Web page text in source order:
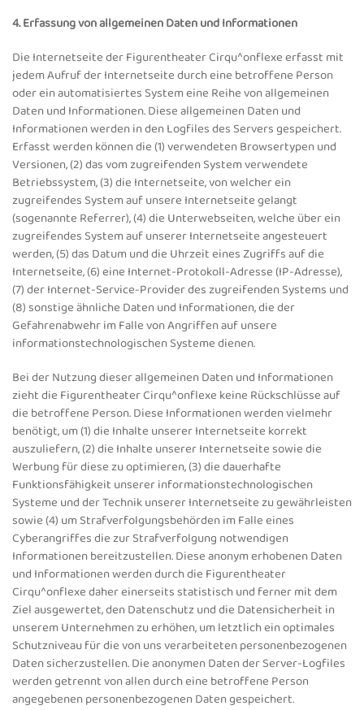
4. Erfassung von allgemeinen Daten und Informationen
Die Internetseite der Figurentheater Cirqu^onflexe erfasst mit
jedem Aufruf der Internetseite durch eine betroffene Person
oder ein automatisiertes System eine Reihe von allgemeinen
Daten und Informationen. Diese allgemeinen Daten und
Informationen werden in den Logfiles des Servers gespeichert.
Erfasst werden können die (1) verwendeten Browsertypen und
Versionen, (2) das vom zugreifenden System verwendete
Betriebssystem, (3) die Internetseite, von welcher ein
zugreifendes System auf unsere Internetseite gelangt
(sogenannte Referrer), (4) die Unterwebseiten, welche über ein
zugreifendes System auf unserer Internetseite angesteuert
werden, (5) das Datum und die Uhrzeit eines Zugriffs auf die
Internetseite, (6) eine Internet-Protokoll-Adresse (IP-Adresse),
(7) der Internet-Service-Provider des zugreifenden Systems und
(8) sonstige ähnliche Daten und Informationen, die der
Gefahrenabwehr im Falle von Angriffen auf unsere
informationstechnologischen Systeme dienen.
Bei der Nutzung dieser allgemeinen Daten und Informationen
zieht die Figurentheater Cirqu^onflexe keine Rückschlüsse auf
die betroffene Person. Diese Informationen werden vielmehr
benötigt, um (1) die Inhalte unserer Internetseite korrekt
auszuliefern, (2) die Inhalte unserer Internetseite sowie die
Werbung für diese zu optimieren, (3) die dauerhafte
Funktionsfähigkeit unserer informationstechnologischen
Systeme und der Technik unserer Internetseite zu gewährleisten
sowie (4) um Strafverfolgungsbehörden im Falle eines
Cyberangriffes die zur Strafverfolgung notwendigen
Informationen bereitzustellen. Diese anonym erhobenen Daten
und Informationen werden durch die Figurentheater
Cirqu^onflexe daher einerseits statistisch und ferner mit dem
Ziel ausgewertet, den Datenschutz und die Datensicherheit in
unserem Unternehmen zu erhöhen, um letztlich ein optimales
Schutzniveau für die von uns verarbeiteten personenbezogenen
Daten sicherzustellen. Die anonymen Daten der Server-Logfiles
werden getrennt von allen durch eine betroffene Person
angegebenen personenbezogenen Daten gespeichert.